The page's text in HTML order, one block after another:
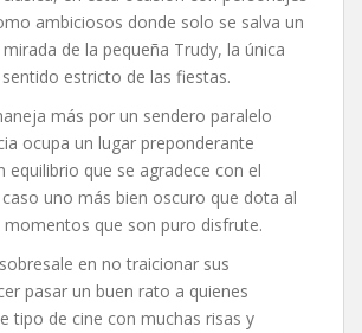
ambiciosos donde solo se salva un
de la pequeña Trudy, la única
estricto de las fiestas.
más por un sendero paralelo
ocupa un lugar preponderante
equilibrio que se agradece con el
uno más bien oscuro que dota al
que son puro disfrute.
sobresale en no traicionar sus
pasar un buen rato a quienes
tipo de cine con muchas risas y